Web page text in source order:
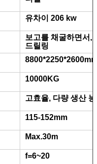
유차이 206 kw
보고를 채굴하면서,
드릴링
10000KG
고효율, 다량 생산
115-152mm
Max.30m
f=6~20